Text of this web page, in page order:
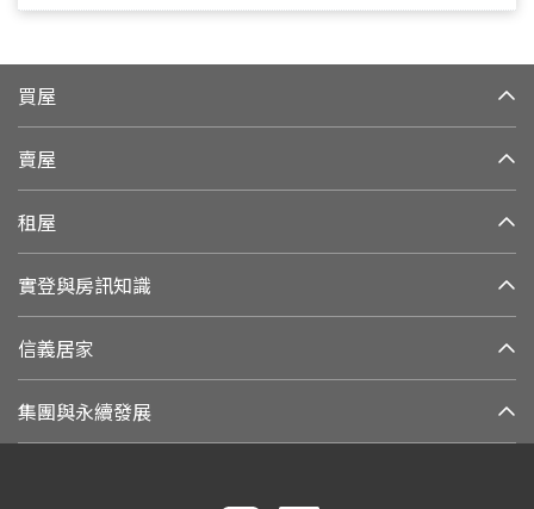
買屋
賣屋
租屋
實登與房訊知識
信義居家
集團與永續發展